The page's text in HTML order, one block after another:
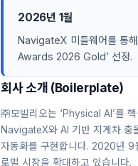
2026년 1월
NavigateX 미들웨어를 통
Awards 2026 Gold’ 선정.
회사 소개 (Boilerplate)
㈜모빌리오는 ‘Physical AI’를
NavigateX와 AI 기반 지게차 충
자동화를 구현합니다. 2020년 9
로벌 시장을 확대하고 있습니다.